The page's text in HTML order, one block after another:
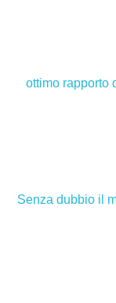
ottimo rapporto
Senza dubbio il